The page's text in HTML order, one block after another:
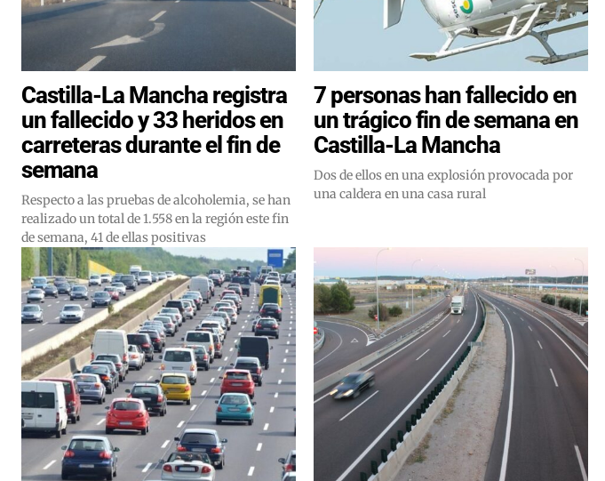
Castilla-La Mancha registra
un fallecido y 33 heridos en
carreteras durante el fin de
semana
Respecto a las pruebas de alcoholemia, se han
realizado un total de 1.558 en la región este fin
de semana, 41 de ellas positivas
7 personas han fallecido en
un trágico fin de semana en
Castilla-La Mancha
Dos de ellos en una explosión provocada por
una caldera en una casa rural